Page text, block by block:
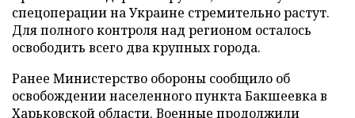
спецоперации на Украине стремительно растут.
Для полного контроля над регионом осталось
освободить всего два крупных города.
Ранее Министерство обороны сообщило об
освобождении населенного пункта Бакшеевка в
Харьковской области. Военные продолжили